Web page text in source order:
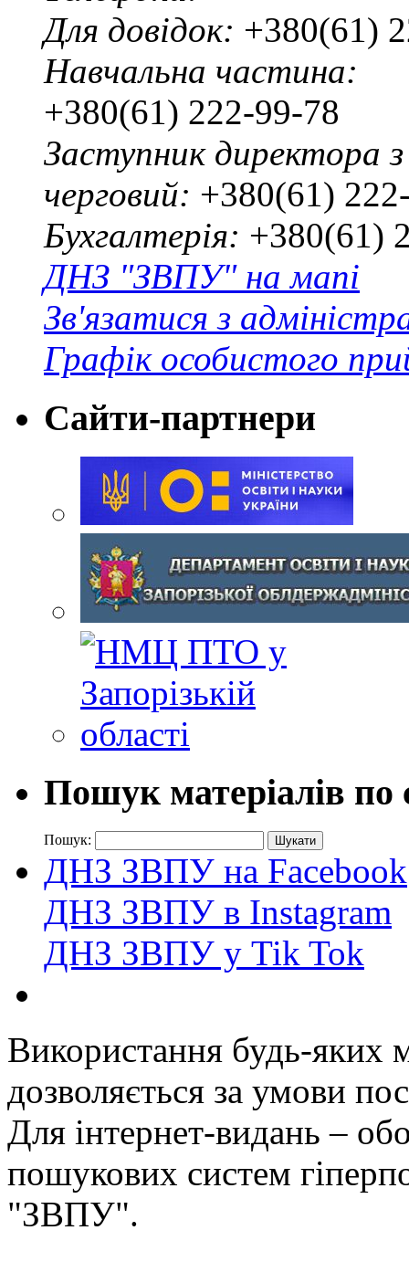
Для довідок: +380(61)
Навчальна частина:
+380(61) 222-99-78
Заступник директора
черговий: +380(61)
Бухгалтерія: +380(61)
ДНЗ "ЗВПУ" на мапі
Зв'язатися з
Графік особистого
Сайти-партнери
Пошук матеріалів по
Пошук:
ДНЗ ЗВПУ на Facebook
ДНЗ ЗВПУ в Instagram
ДНЗ ЗВПУ у Tik Tok
Використання будь-яких
дозволяється за умови
Для інтернет-видань –
пошукових систем
"ЗВПУ".